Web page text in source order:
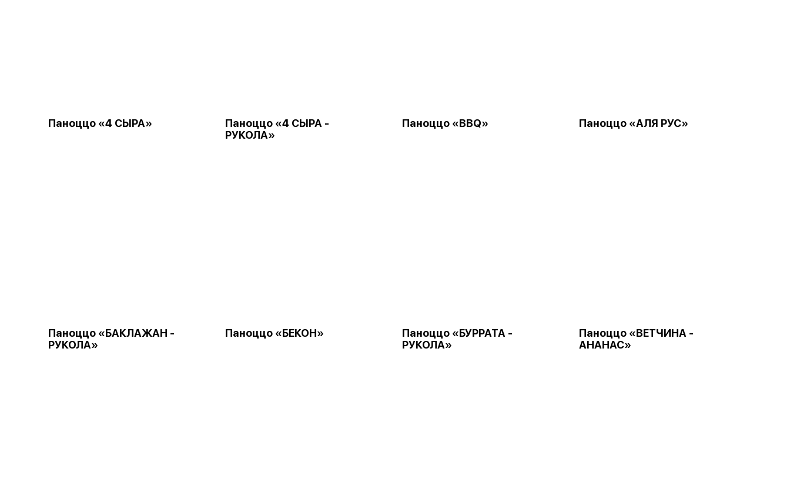
Паноццо «4 СЫРА»
Паноццо «4 СЫРА -
РУКОЛА»
Паноццо «BBQ» Паноццо «АЛЯ РУС»
Паноццо «БАКЛАЖАН -
РУКОЛА»
Паноццо «БЕКОН»
Паноццо «БУРРАТА -
РУКОЛА»
Паноццо «ВЕТЧИНА -
АНАНАС»